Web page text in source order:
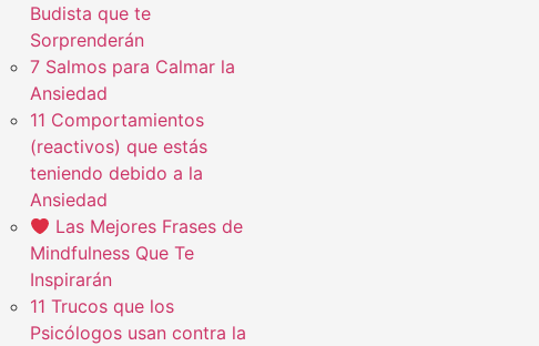
Budista que te
Sorprenderán
7 Salmos para Calmar la
Ansiedad
11 Comportamientos
(reactivos) que estás
teniendo debido a la
Ansiedad
Las Mejores Frases de
Mindfulness Que Te
Inspirarán
11 Trucos que los
Psicólogos usan contra la